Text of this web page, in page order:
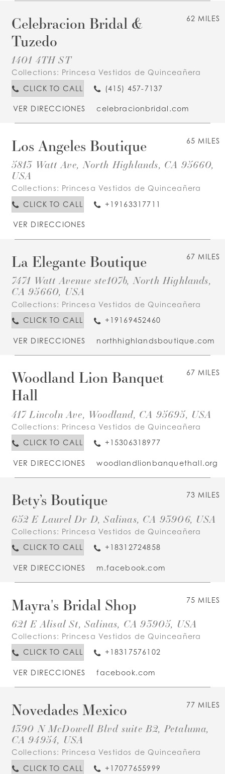
62 MILES
Celebracion Bridal &
Tuzedo
1401 4TH ST
Collections: Princesa Vestidos de Quinceañera
CLICK TO CALL
(415) 457-7137
VER DIRECCIONES celebracionbridal.com
65 MILES
Los Angeles Boutique
5813 Watt Ave, North Highlands, CA 95660,
USA
Collections: Princesa Vestidos de Quinceañera
CLICK TO CALL
+19163317711
VER DIRECCIONES
67 MILES
La Elegante Boutique
7471 Watt Avenue ste107b, North Highlands,
CA 95660, USA
Collections: Princesa Vestidos de Quinceañera
CLICK TO CALL
+19169452460
VER DIRECCIONES northhighlandsboutique.com
67 MILES
Woodland Lion Banquet
Hall
417 Lincoln Ave, Woodland, CA 95695, USA
Collections: Princesa Vestidos de Quinceañera
CLICK TO CALL
+15306318977
VER DIRECCIONES woodlandlionbanquethall.org
73 MILES
Bety’s Boutique
652 E Laurel Dr D, Salinas, CA 93906, USA
Collections: Princesa Vestidos de Quinceañera
CLICK TO CALL
+18312724858
VER DIRECCIONES m.facebook.com
75 MILES
Mayra's Bridal Shop
621 E Alisal St, Salinas, CA 93905, USA
Collections: Princesa Vestidos de Quinceañera
CLICK TO CALL
+18317576102
VER DIRECCIONES facebook.com
77 MILES
Novedades Mexico
1390 N McDowell Blvd suite B2, Petaluma,
CA 94954, USA
Collections: Princesa Vestidos de Quinceañera
CLICK TO CALL
+17077655999